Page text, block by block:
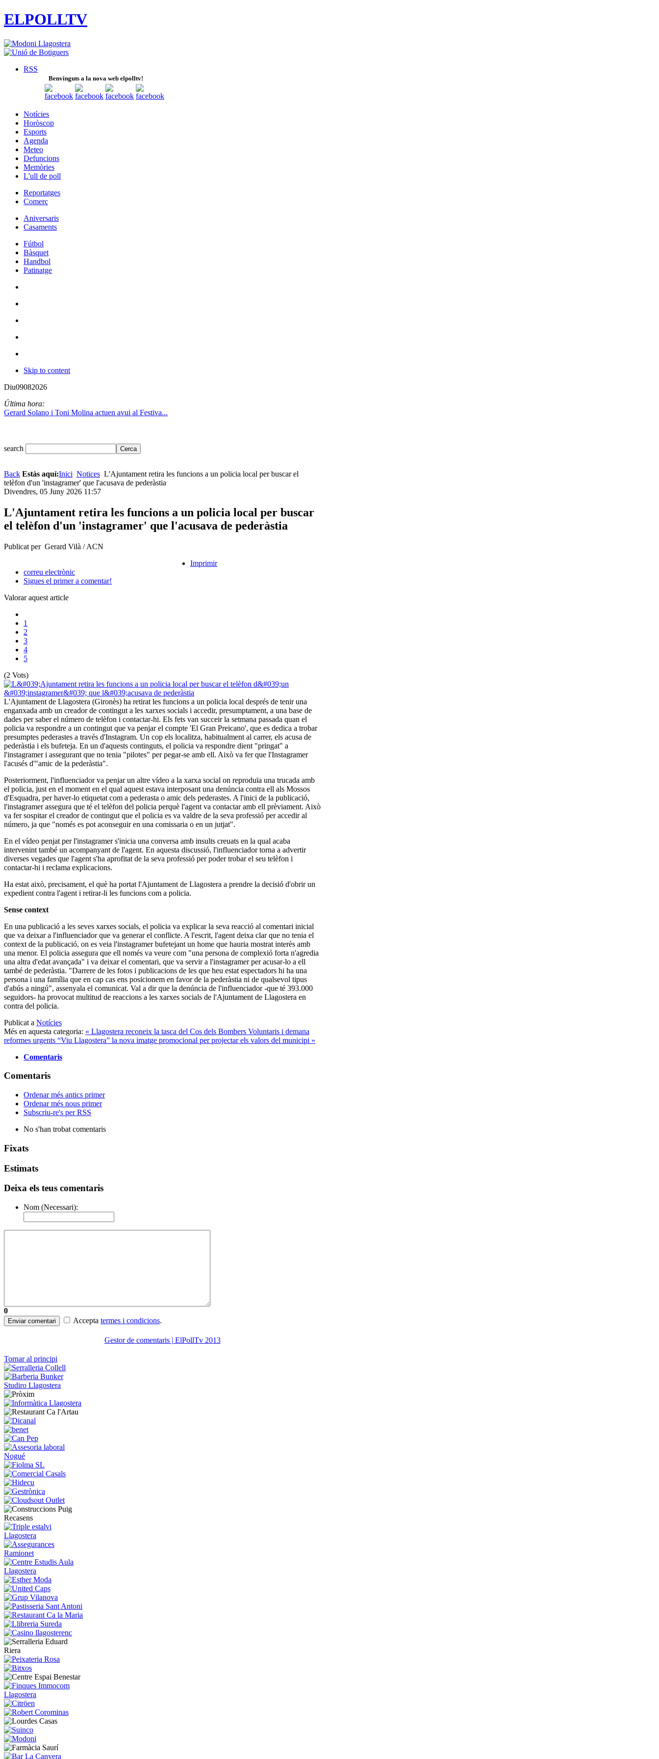
ELPOLLTV
RSS
Benvinguts a la nova web elpolltv!
Notícies
Horòscop
Esports
Agenda
Meteo
Defuncions
Memòries
L'ull de poll
Reportatges
Comerç
Aniversaris
Casaments
Fútbol
Bàsquet
Handbol
Patinatge
Skip to content
Diu09082026
Última hora:
Gerard Solano i Toni Molina actuen avui al Festiva...
search
Back Estàs aquí:Inici Notices L'Ajuntament retira les funcions a un policia local per buscar el
telèfon d'un 'instagramer' que l'acusava de pederàstia
Divendres, 05 Juny 2026 11:57
L'Ajuntament retira les funcions a un policia local per buscar
el telèfon d'un 'instagramer' que l'acusava de pederàstia
Publicat per Gerard Vilà / ACN
Imprimir
correu electrònic
Sigues el primer a comentar!
Valorar aquest article
1
2
3
4
5
(2 Vots)
L'Ajuntament de Llagostera (Gironès) ha retirat les funcions a un policia local després de tenir una
enganxada amb un creador de contingut a les xarxes socials i accedir, presumptament, a una base de
dades per saber el número de telèfon i contactar-hi. Els fets van succeir la setmana passada quan el
policia va respondre a un contingut que va penjar el compte 'El Gran Preicano', que es dedica a trobar
presumptes pederastes a través d'Instagram. Un cop els localitza, habitualment al carrer, els acusa de
pederàstia i els bufeteja. En un d'aquests continguts, el policia va respondre dient "pringat" a
l'instagramer i assegurant que no tenia "pilotes" per pegar-se amb ell. Això va fer que l'Instagramer
l'acusés d'"amic de la pederàstia".
Posteriorment, l'influenciador va penjar un altre vídeo a la xarxa social on reproduïa una trucada amb
el policia, just en el moment en el qual aquest estava interposant una denúncia contra ell als Mossos
d'Esquadra, per haver-lo etiquetat com a pederasta o amic dels pederastes. A l'inici de la publicació,
l'instagramer assegura que té el telèfon del policia perquè l'agent va contactar amb ell prèviament. Això
va fer sospitar el creador de contingut que el policia es va valdre de la seva professió per accedir al
número, ja que "només es pot aconseguir en una comissaria o en un jutjat".
En el vídeo penjat per l'instagramer s'inicia una conversa amb insults creuats en la qual acaba
intervenint també un acompanyant de l'agent. En aquesta discussió, l'influenciador torna a advertir
diverses vegades que l'agent s'ha aprofitat de la seva professió per poder trobar el seu telèfon i
contactar-hi i reclama explicacions.
Ha estat això, precisament, el què ha portat l'Ajuntament de Llagostera a prendre la decisió d'obrir un
expedient contra l'agent i retirar-li les funcions com a policia.
Sense context
En una publicació a les seves xarxes socials, el policia va explicar la seva reacció al comentari inicial
que va deixar a l'influenciador que va generar el conflicte. A l'escrit, l'agent deixa clar que no tenia el
context de la publicació, on es veia l'instagramer bufetejant un home que hauria mostrat interès amb
una menor. El policia assegura que ell només va veure com "una persona de complexió forta n'agredia
una altra d'edat avançada" i va deixar el comentari, que va servir a l'instagramer per acusar-lo a ell
també de pederàstia. "Darrere de les fotos i publicacions de les que heu estat espectadors hi ha una
persona i una família que en cap cas ens posicionem en favor de la pederàstia ni de qualsevol tipus
d'abús a ningú", assenyala el comunicat. Val a dir que la denúncia de l'influenciador -que té 393.000
seguidors- ha provocat multitud de reaccions a les xarxes socials de l'Ajuntament de Llagostera en
contra del policia.
Publicat a Notícies
Més en aquesta categoria: « Llagostera reconeix la tasca del Cos dels Bombers Voluntaris i demana
reformes urgents “Viu Llagostera” la nova imatge promocional per projectar els valors del municipi »
Comentaris
Comentaris
Ordenar més antics primer
Ordenar més nous primer
Subscriu-re's per RSS
No s'han trobat comentaris
Fixats
Estimats
Deixa els teus comentaris
Nom (Necessari):
0
Enviar comentari Accepta termes i condicions.
Gestor de comentaris | ElPollTv 2013
Tornar al principi